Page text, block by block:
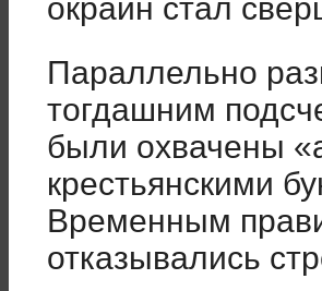
окраин стал
Параллельно
тогдашним
были охвачены
крестьянскими
Временным
отказывались